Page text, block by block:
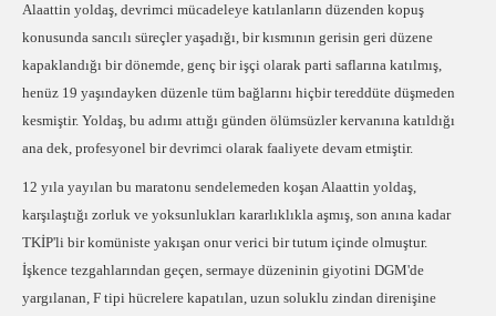
Alaattin yoldaş, devrimci mücadeleye katılanların düzenden kopuş
konusunda sancılı süreçler yaşadığı, bir kısmının gerisin geri düzene
kapaklandığı bir dönemde, genç bir işçi olarak parti saflarına katılmış,
henüz 19 yaşındayken düzenle tüm bağlarını hiçbir tereddüte düşmeden
kesmiştir. Yoldaş, bu adımı attığı günden ölümsüzler kervanına katıldığı
ana dek, profesyonel bir devrimci olarak faaliyete devam etmiştir.
12 yıla yayılan bu maratonu sendelemeden koşan Alaattin yoldaş,
karşılaştığı zorluk ve yoksunlukları kararlıklıkla aşmış, son anına kadar
TKİP'li bir komüniste yakışan onur verici bir tutum içinde olmuştur.
İşkence tezgahlarından geçen, sermaye düzeninin giyotini DGM'de
yargılanan, F tipi hücrelere kapatılan, uzun soluklu zindan direnişine